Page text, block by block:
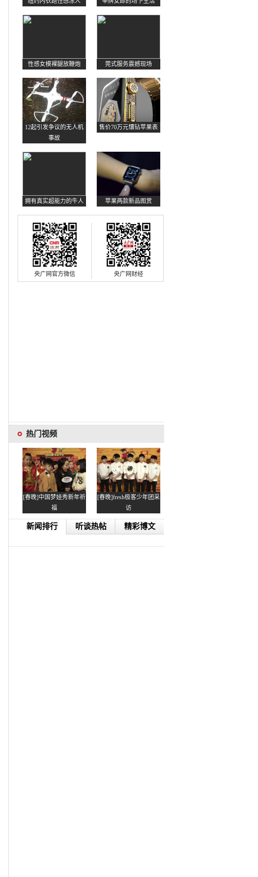
性感女模裸腿放鞭炮 莞式服务震撼现场
12起引发争议的无人机
事故
售价70万元镶钻苹果表
拥有真实超能力的牛人 苹果两款新品图赏
央广网官方微信 央广网财经